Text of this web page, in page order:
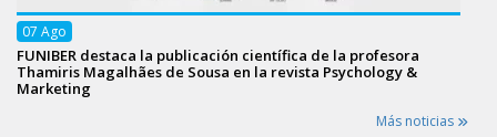
07 Ago
FUNIBER destaca la publicación científica de la profesora
Thamiris Magalhães de Sousa en la revista Psychology &
Marketing
Más noticias